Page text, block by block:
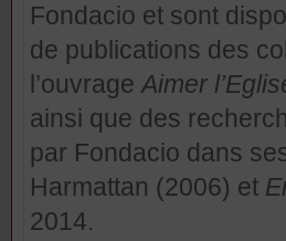
Fondacio et sont
de publications des
l’ouvrage Aimer
ainsi que des
par Fondacio dans
Harmattan (2006) et
2014.